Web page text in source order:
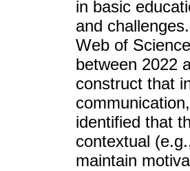
in basic
and
Web of
between 2022
construct that
identified that
contextual
maintain